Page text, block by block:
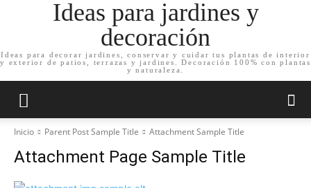
Ideas para jardines y
decoración
Ideas para decorar jardines, conservar y cuidar tus plantas de interior
y exterior de patios, terrazas y jardines. Decoración 100% con plantas
y naturaleza.
Inicio Parent Post Sample Title Attachment Sample Title
Attachment Page Sample Title